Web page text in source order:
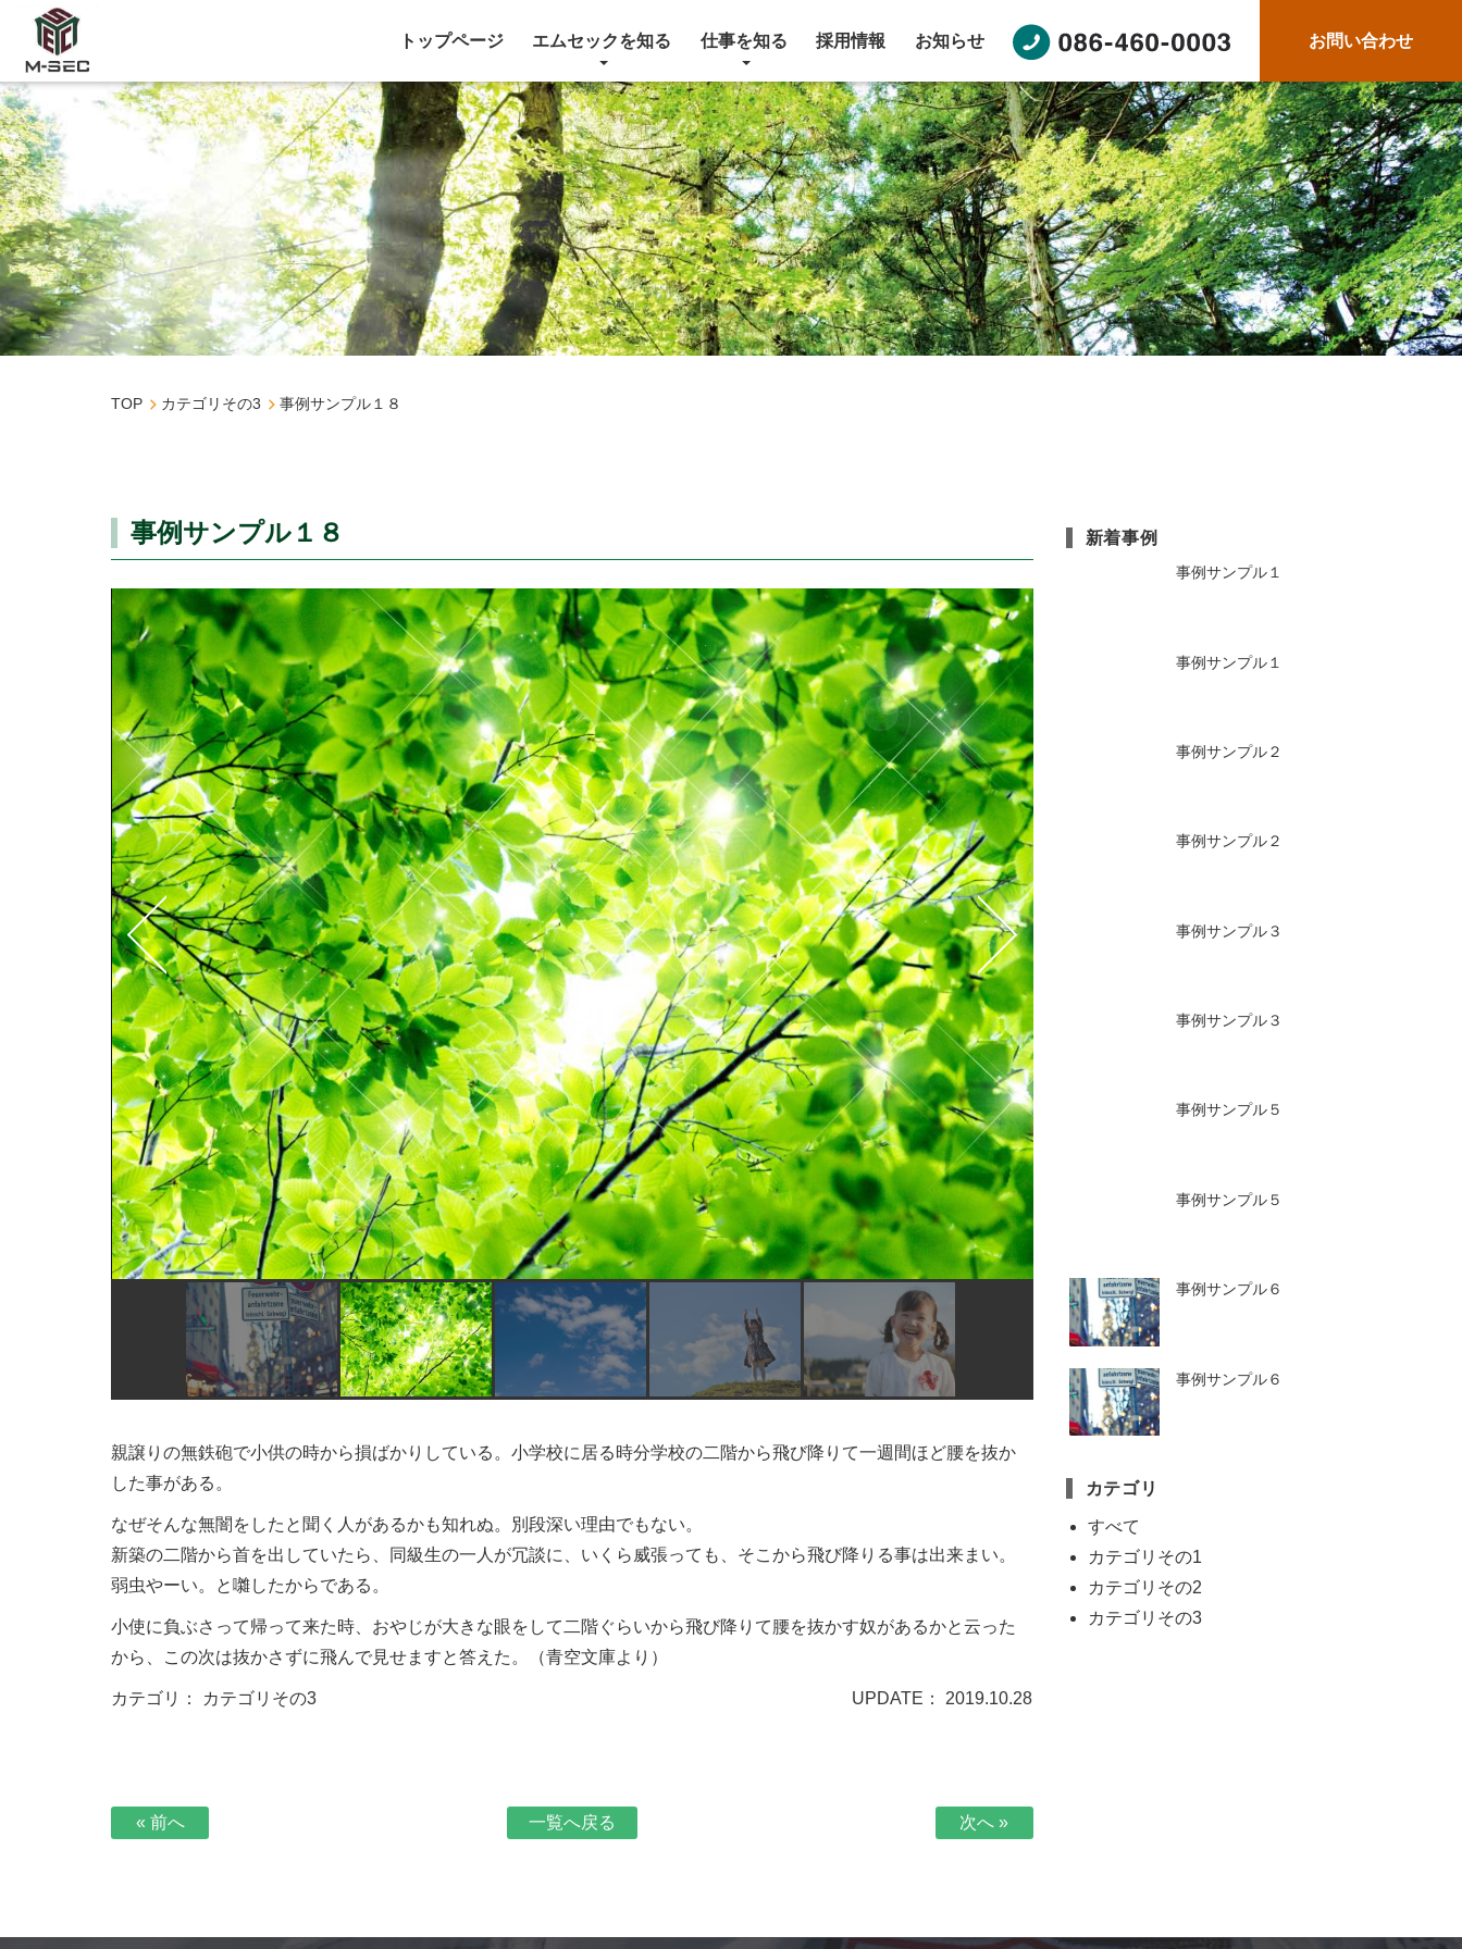
トップページ エムセックを知る 仕事を知る 採用情報 お知らせ お問い合わせ
TOP カテゴリその3 事例サンプル１８
事例サンプル１８
親譲りの無鉄砲で小供の時から損ばかりしている。小学校に居る時分学校の二階から飛び降りて一週間ほど腰を抜か
した事がある。
なぜそんな無闇をしたと聞く人があるかも知れぬ。別段深い理由でもない。
新築の二階から首を出していたら、同級生の一人が冗談に、いくら威張っても、そこから飛び降りる事は出来まい。
弱虫やーい。と囃したからである。
小使に負ぶさって帰って来た時、おやじが大きな眼をして二階ぐらいから飛び降りて腰を抜かす奴があるかと云った
から、この次は抜かさずに飛んで見せますと答えた。（青空文庫より）
カテゴリ： カテゴリその3 UPDATE： 2019.10.28
« 前へ 一覧へ戻る 次へ »
新着事例
事例サンプル１
事例サンプル１
事例サンプル２
事例サンプル２
事例サンプル３
事例サンプル３
事例サンプル５
事例サンプル５
事例サンプル６
事例サンプル６
カテゴリ
すべて
カテゴリその1
カテゴリその2
カテゴリその3